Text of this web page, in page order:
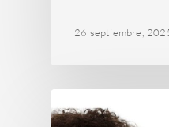
26 septiembre,